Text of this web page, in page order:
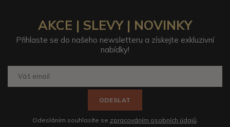
AKCE | SLEVY | NOVINKY
Přihlaste se do našeho newsletteru a získejte exkluzivní
nabídky!
ODESLAT
Odesláním souhlasíte se zpracováním osobních údajů